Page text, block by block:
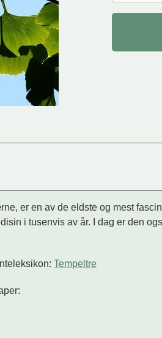
er en av de eldste og mest
i tusenvis av år. I dag er den
Tempeltre